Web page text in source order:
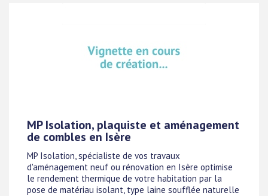
MP Isolation, plaquiste et aménagement
de combles en Isère
MP Isolation, spécialiste de vos travaux
d'aménagement neuf ou rénovation en Isère optimise
le rendement thermique de votre habitation par la
pose de matériau isolant, type laine soufflée naturelle